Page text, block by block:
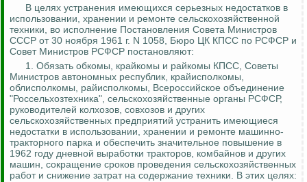
В целях устранения имеющихся серьезных недостатков в
использовании, хранении и ремонте сельскохозяйственной
техники, во исполнение Постановления Совета Министров
СССР от 30 ноября 1961 г. N 1058, Бюро ЦК КПСС по РСФСР и
Совет Министров РСФСР постановляют:
1. Обязать обкомы, крайкомы и райкомы КПСС, Советы
Министров автономных республик, крайисполкомы,
облисполкомы, райисполкомы, Всероссийское объединение
"Россельхозтехника", сельскохозяйственные органы РСФСР,
руководителей колхозов, совхозов и других
сельскохозяйственных предприятий устранить имеющиеся
недостатки в использовании, хранении и ремонте машинно-
тракторного парка и обеспечить значительное повышение в
1962 году дневной выработки тракторов, комбайнов и других
машин, сокращение сроков проведения сельскохозяйственных
работ и снижение затрат на содержание техники. В этих целях: